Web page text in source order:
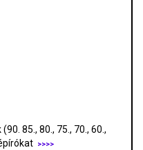
85., 80., 75., 70., 60.,
>>>>